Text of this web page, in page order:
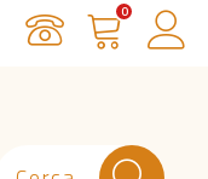
Servizio Clienti
Carrello
0